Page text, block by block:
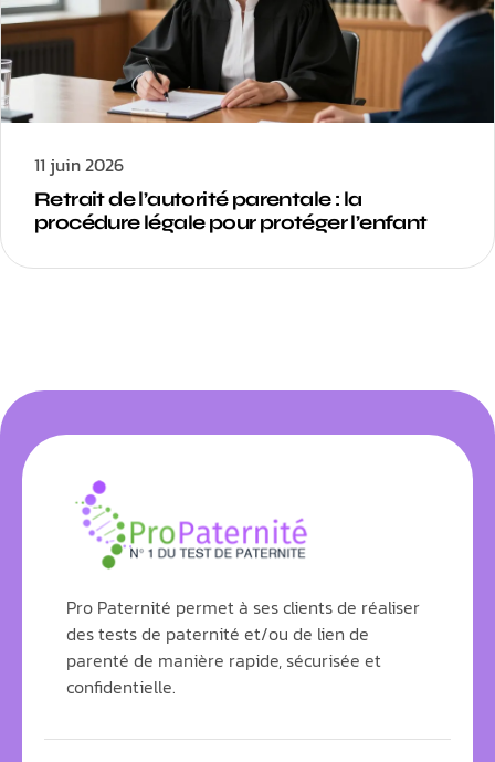
Retrait de l’autorité parentale : la
procédure légale pour protéger l’enfant
11 juin 2026
Pro Paternité permet à ses clients de réaliser
des tests de paternité et/ou de lien de
parenté de manière rapide, sécurisée et
confidentielle.